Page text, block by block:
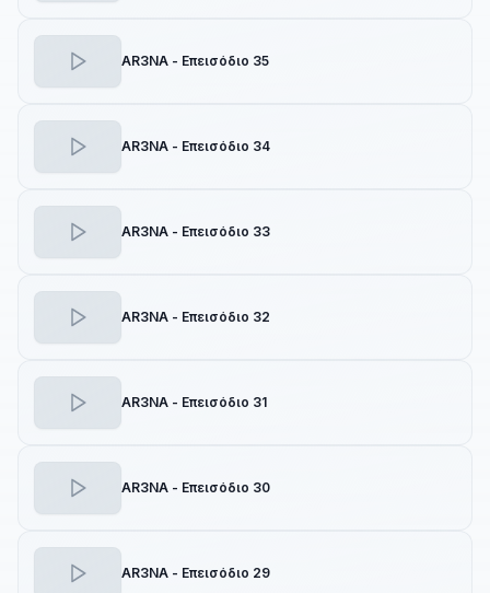
AR3NA - Επεισόδιο 35
AR3NA - Επεισόδιο 34
AR3NA - Επεισόδιο 33
AR3NA - Επεισόδιο 32
AR3NA - Επεισόδιο 31
AR3NA - Επεισόδιο 30
AR3NA - Επεισόδιο 29